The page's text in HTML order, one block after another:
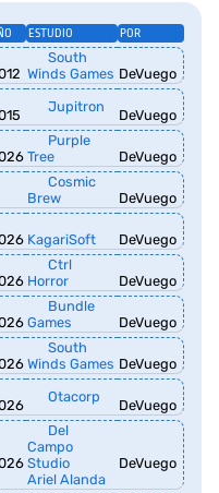
ESTUDIO POR
South
Winds Games DeVuego
Jupitron
DeVuego
Purple
Tree
DeVuego
Cosmic
Brew
DeVuego
KagariSoft DeVuego
Ctrl
Horror
DeVuego
Bundle
Games
DeVuego
South
Winds Games DeVuego
Otacorp
DeVuego
Del
Campo
Studio
Ariel Alanda
DeVuego